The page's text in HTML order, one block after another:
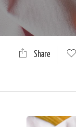
Share